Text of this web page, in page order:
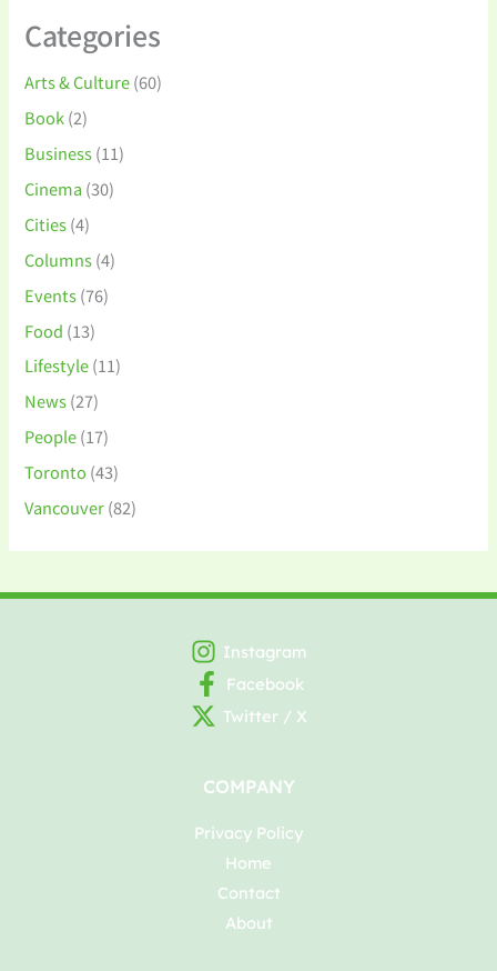
Categories
Arts & Culture(60)
Book(2)
Business(11)
Cinema (30)
Cities(4)
Columns(4)
Events(76)
Food (13)
Lifestyle(11)
News(27)
People(17)
Toronto (43)
Vancouver(82)
Instagram
Facebook
Twitter / X
COMPANY
Privacy Policy
Home
Contact
About